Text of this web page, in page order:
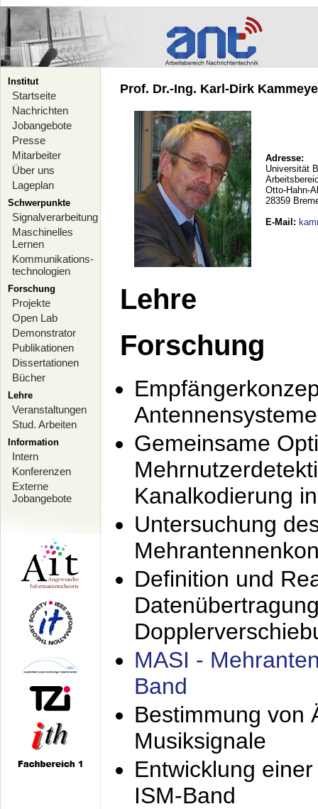
Institut
Startseite
Nachrichten
Jobangebote
Presse
Mitarbeiter
Über uns
Lageplan
Schwerpunkte
Signalverarbeitung
Maschinelles
Lernen
Kommunikations-
technologien
Forschung
Projekte
Open Lab
Demonstrator
Publikationen
Dissertationen
Bücher
Lehre
Veranstaltungen
Stud. Arbeiten
Information
Intern
Konferenzen
Externe
Jobangebote
Prof. Dr.-Ing. Karl-Dirk
Adresse:
Universität
Otto-Hahn-
28359
E-Mail :
Lehre
Forschung
Antennensysteme
Gemeinsame
Kanalkodierung
Untersuchung
Definition und
MASI -
Band
Bestimmung von
Musiksignale
Entwicklung
ISM-Band